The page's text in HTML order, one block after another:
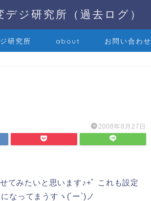
デジ研究所（過去ログ）
研究所 about お問い合わせ
2008年8月27日
てみたいと思います♪+ﾟ これも設定
なってまうすヽ(´ー`)ノ